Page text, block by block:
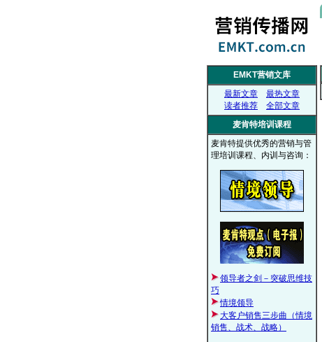
EMKT营销文库
最新文章
最热文章
读者推荐
全部文章
麦肯特培训课程
麦肯特提供优秀的营销与管
理培训课程、内训与咨询：
领导者之剑－突破思维技
巧
情境领导
大客户销售三步曲（情境
销售、战术、战略）